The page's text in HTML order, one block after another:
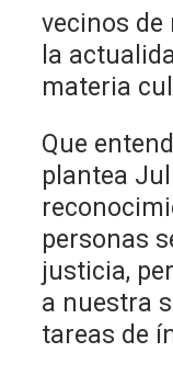
vecinos de
la
materia
Que
plantea
personas
justicia,
a nuestra
tareas de